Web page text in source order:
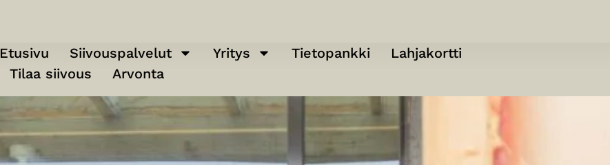
Etusivu Siivouspalvelut Yritys Tietopankki
Lahjakortti
Tilaa siivous
Arvonta